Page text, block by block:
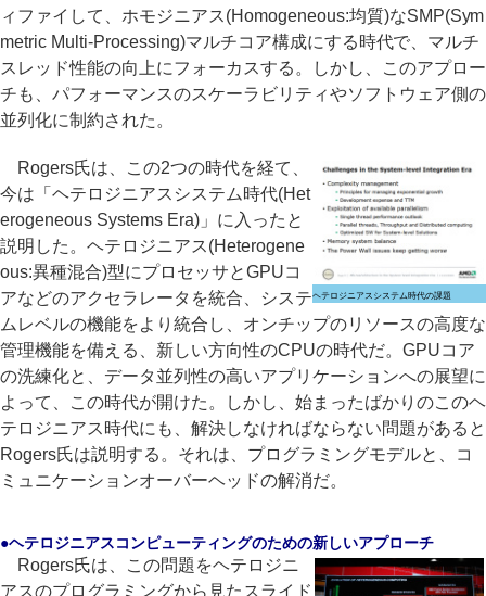
ィファイして、ホモジニアス(Homogeneous:均質)なSMP(Sym
metric Multi-Processing)マルチコア構成にする時代で、マルチ
スレッド性能の向上にフォーカスする。しかし、このアプロー
チも、パフォーマンスのスケーラビリティやソフトウェア側の
並列化に制約された。
ヘテロジニアスシステム時代の課題
Rogers氏は、この2つの時代を経て、
今は「ヘテロジニアスシステム時代(Het
erogeneous Systems Era)」に入ったと
説明した。ヘテロジニアス(Heterogene
ous:異種混合)型にプロセッサとGPUコ
アなどのアクセラレータを統合、システ
ムレベルの機能をより統合し、オンチップのリソースの高度な
管理機能を備える、新しい方向性のCPUの時代だ。GPUコア
の洗練化と、データ並列性の高いアプリケーションへの展望に
よって、この時代が開けた。しかし、始まったばかりのこのヘ
テロジニアス時代にも、解決しなければならない問題があると
Rogers氏は説明する。それは、プログラミングモデルと、コ
ミュニケーションオーバーヘッドの解消だ。
●ヘテロジニアスコンピューティングのための新しいアプローチ
Rogers氏は、この問題をヘテロジニ
アスのプログラミングから見たスライド